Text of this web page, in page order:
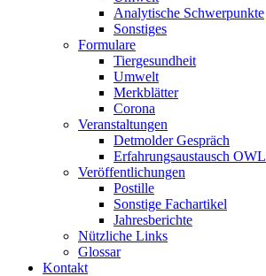
Analytische Schwerpunkte
Sonstiges
Formulare
Tiergesundheit
Umwelt
Merkblätter
Corona
Veranstaltungen
Detmolder Gespräch
Erfahrungsaustausch OWL
Veröffentlichungen
Postille
Sonstige Fachartikel
Jahresberichte
Nützliche Links
Glossar
Kontakt